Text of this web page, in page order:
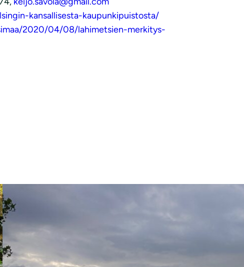
kansallisesta-kaupunkipuistosta/
2020/04/08/lahimetsien-merkitys-